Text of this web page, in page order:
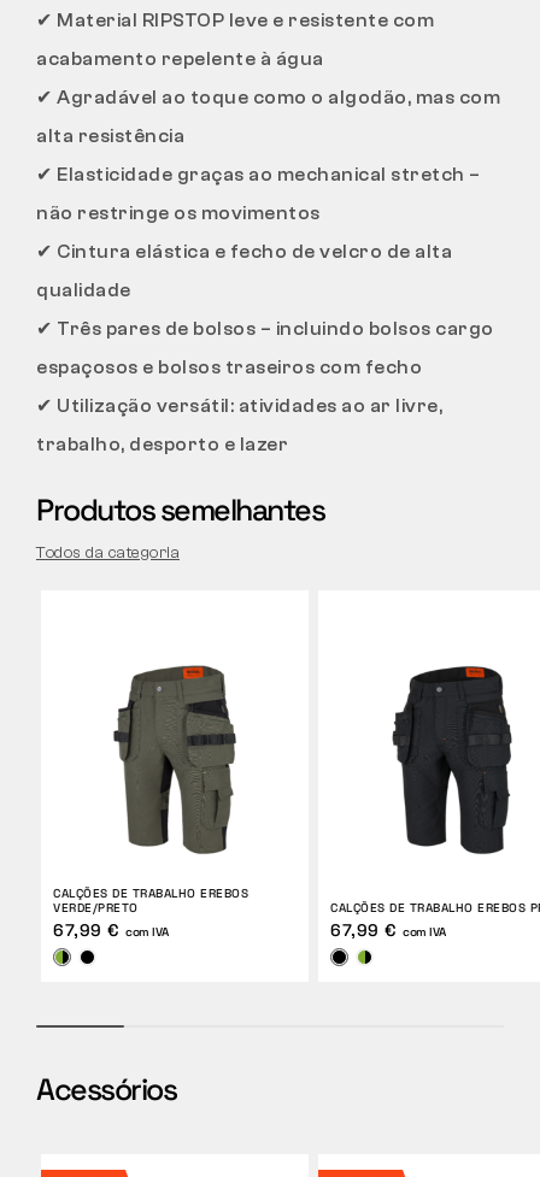
✔ Material RIPSTOP leve e resistente com
acabamento repelente à água
✔ Agradável ao toque como o algodão, mas com
alta resistência
✔ Elasticidade graças ao mechanical stretch –
não restringe os movimentos
✔ Cintura elástica e fecho de velcro de alta
qualidade
✔ Três pares de bolsos – incluindo bolsos cargo
espaçosos e bolsos traseiros com fecho
✔ Utilização versátil: atividades ao ar livre,
trabalho, desporto e lazer
Produtos semelhantes
Todos da categoria
CALÇÕES DE TRABALHO EREBOS
VERDE/PRETO
67,99 € com IVA
CALÇÕES DE TRABALHO EREBOS
67,99 € com IVA
Acessórios